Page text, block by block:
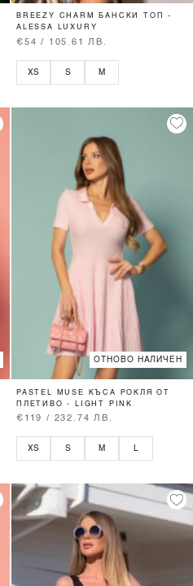
BREEZY CHARM БАНСКИ ТОП -
ALESSA LUXURY
€54 / 105.61 ЛВ.
XS S M
ОТНОВО НАЛИЧЕН
PASTEL MUSE КЪСА РОКЛЯ ОТ
ПЛЕТИВО - LIGHT PINK
€119 / 232.74 ЛВ.
XS S M L